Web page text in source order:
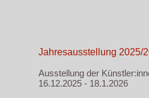
Jahresausstellung 2025/
Ausstellung der
16.12.2025 - 18.1.2026